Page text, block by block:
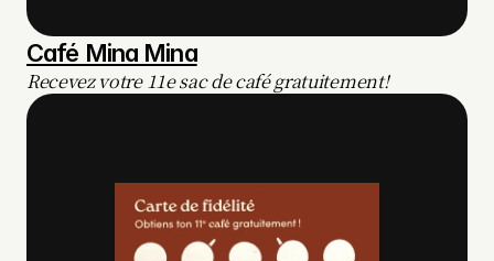
Café Mina Mina
Recevez votre 11e sac de café gratuitement!